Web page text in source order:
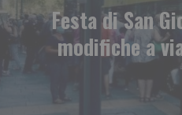
Festa di San
modifiche a